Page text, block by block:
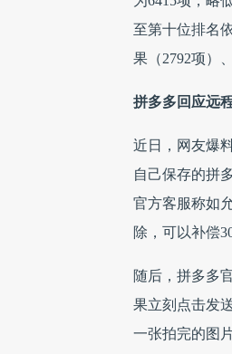
至第十位排名
果（2792项）
拼多多回应远
近日，网友爆
自己保存的拼
官方客服称如
除，可以补偿
随后，拼多多
果立刻点击发
一张拍完的图